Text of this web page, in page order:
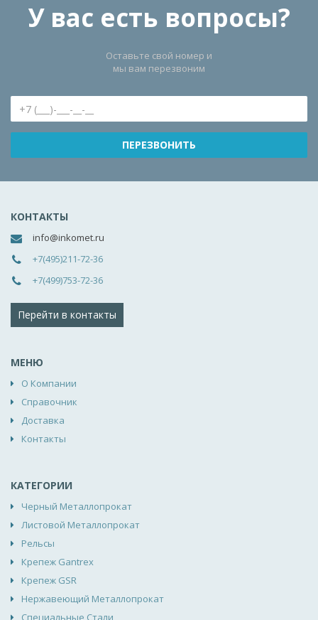
У вас есть вопросы?
Оставьте свой номер и
мы вам перезвоним
КОНТАКТЫ
info@inkomet.ru
+7(495)211-72-36
+7(499)753-72-36
Перейти в контакты
МЕНЮ
О Компании
Справочник
Доставка
Контакты
КАТЕГОРИИ
Черный Металлопрокат
Листовой Металлопрокат
Рельсы
Крепеж Gantrex
Крепеж GSR
Нержавеющий Металлопрокат
Специальные Стали